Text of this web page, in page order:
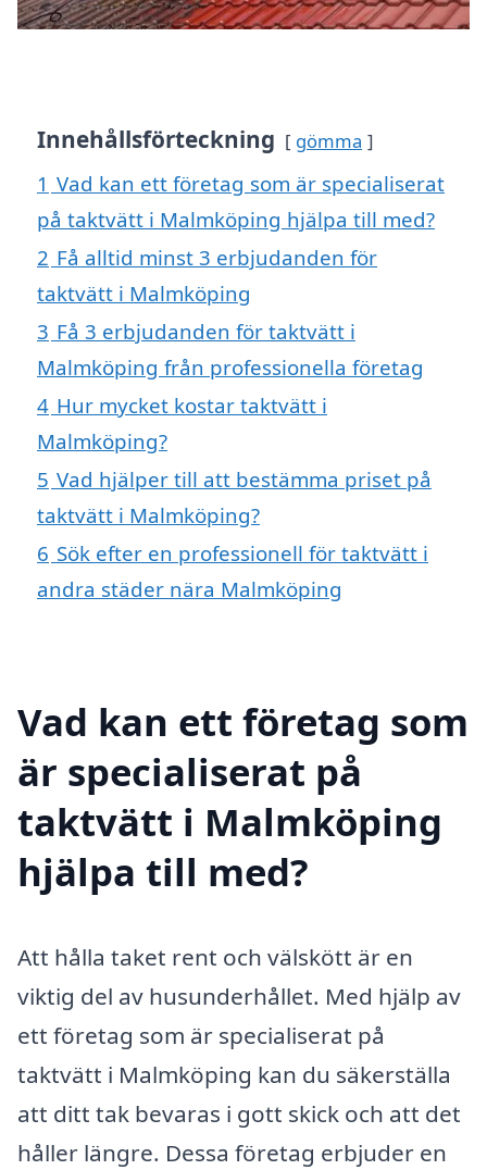
Innehållsförteckning gömma
1 Vad kan ett företag som är specialiserat
på taktvätt i Malmköping hjälpa till med?
2 Få alltid minst 3 erbjudanden för
taktvätt i Malmköping
3 Få 3 erbjudanden för taktvätt i
Malmköping från professionella företag
4 Hur mycket kostar taktvätt i
Malmköping?
5 Vad hjälper till att bestämma priset på
taktvätt i Malmköping?
6 Sök efter en professionell för taktvätt i
andra städer nära Malmköping
Vad kan ett företag som
är specialiserat på
taktvätt i Malmköping
hjälpa till med?
Att hålla taket rent och välskött är en
viktig del av husunderhållet. Med hjälp av
ett företag som är specialiserat på
taktvätt i Malmköping kan du säkerställa
att ditt tak bevaras i gott skick och att det
håller längre. Dessa företag erbjuder en